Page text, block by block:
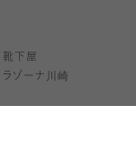
靴下屋
ラゾーナ川崎